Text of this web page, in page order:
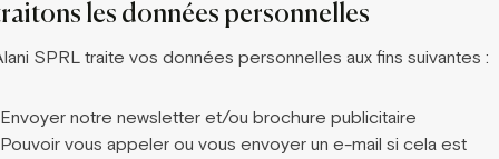
les données personnelles
SPRL traite vos données personnelles aux fins suivantes :
notre newsletter et/ou brochure publicitaire
vous appeler ou vous envoyer un e-mail si cela est